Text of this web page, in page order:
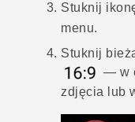
Stuknij
menu.
Stuknij
— w
zdjęcia lub